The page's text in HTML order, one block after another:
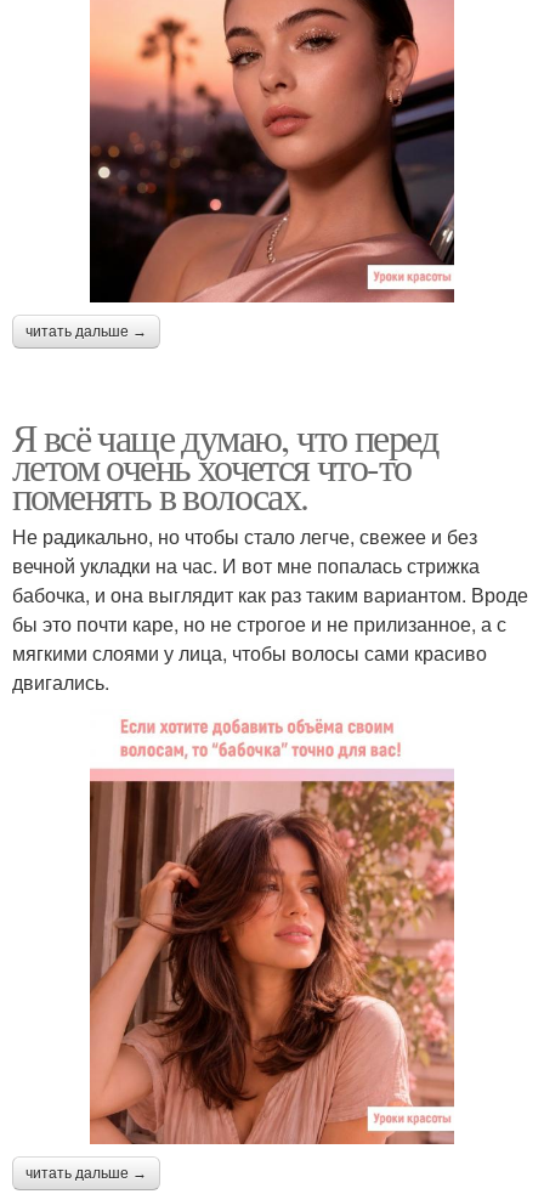
читать дальше →
Я всё чаще думаю, что перед
летом очень хочется что-то
поменять в волосах.
Не радикально, но чтобы стало легче, свежее и без
вечной укладки на час. И вот мне попалась стрижка
бабочка, и она выглядит как раз таким вариантом. Вроде
бы это почти каре, но не строгое и не прилизанное, а с
мягкими слоями у лица, чтобы волосы сами красиво
двигались.
читать дальше →